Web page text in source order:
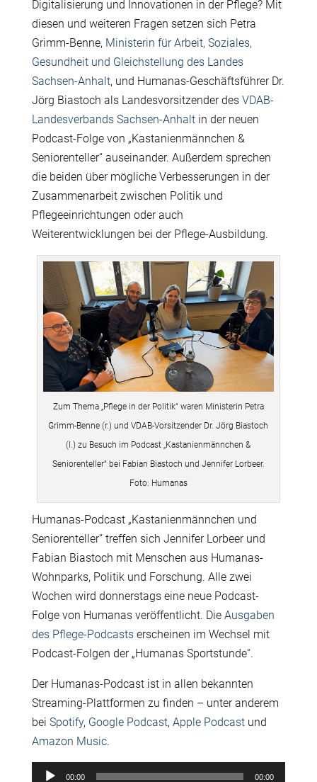
Digitalisierung und Innovationen in der Pflege? Mit
diesen und weiteren Fragen setzen sich Petra
Grimm-Benne, Ministerin für Arbeit, Soziales,
Gesundheit und Gleichstellung des Landes
Sachsen-Anhalt, und Humanas-Geschäftsführer Dr.
Jörg Biastoch als Landesvorsitzender des VDAB-
Landesverbands Sachsen-Anhaltin der neuen
Podcast-Folge von „Kastanienmännchen &
Seniorenteller“ auseinander. Außerdem sprechen
die beiden über mögliche Verbesserungen in der
Zusammenarbeit zwischen Politik und
Pflegeeinrichtungen oder auch
Weiterentwicklungen bei der Pflege-Ausbildung.
Zum Thema „Pflege in der Politik“ waren Ministerin Petra
Grimm-Benne (r.) und VDAB-Vorsitzender Dr. Jörg Biastoch
(l.) zu Besuch im Podcast „Kastanienmännchen &
Seniorenteller“ bei Fabian Biastoch und Jennifer Lorbeer.
Foto: Humanas
Humanas-Podcast „Kastanienmännchen und
Seniorenteller“ treffen sich Jennifer Lorbeer und
Fabian Biastoch mit Menschen aus Humanas-
Wohnparks, Politik und Forschung. Alle zwei
Wochen wird donnerstags eine neue Podcast-
Folge von Humanas veröffentlicht. Die Ausgaben
des Pflege-Podcastserscheinen im Wechsel mit
Podcast-Folgen der „Humanas Sportstunde“.
Der Humanas-Podcast ist in allen bekannten
Streaming-Plattformen zu finden – unter anderem
bei Spotify, Google Podcast, Apple Podcastund
Amazon Music.
Audio-
00:00 00:00